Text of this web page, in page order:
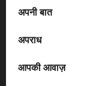
अपनी बात
अपराध
आपकी आवाज़